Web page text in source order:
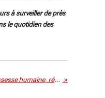
à surveiller de près.
le quotidien des
Chine : un robot capable de mener une grossesse humaine, révolution médicale ou cauchemar éthique ? »